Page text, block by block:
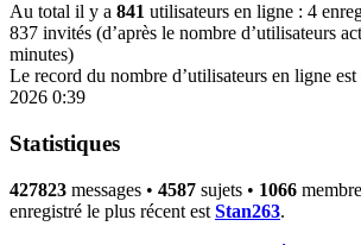
Au total il y a 841 utilisateurs en ligne : 4
837 invités (d’après le nombre d’utilisateurs
minutes)
Le record du nombre d’utilisateurs en ligne est
2026 0:39
Statistiques
427823 messages • 4587 sujets • 1066
enregistré le plus récent est Stan263.